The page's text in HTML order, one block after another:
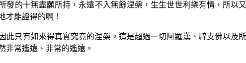
發的十無盡願所持，永遠不入無餘涅槃，生生世世利樂有情，所以
才能證得的啊！
此只有如來得真實究竟的涅槃。這是超過一切阿羅漢、辟支佛以及
非常遙遠、非常的遙遠。